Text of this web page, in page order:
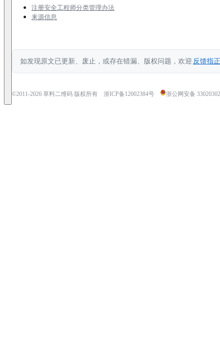
注册安全工程师分类管理办法
来源信息
如发现原文已更新、废止，或存在错漏、版权问题，欢迎 反馈指正
©2011-2026 草料二维码 版权所有 浙ICP备12002384号 浙公网安备